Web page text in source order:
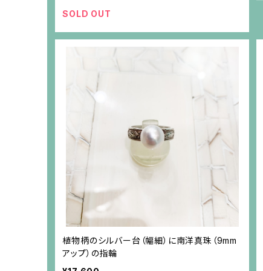
SOLD OUT
植物柄のシルバー台（幅細）に南洋真珠（9mm
アップ）の指輪